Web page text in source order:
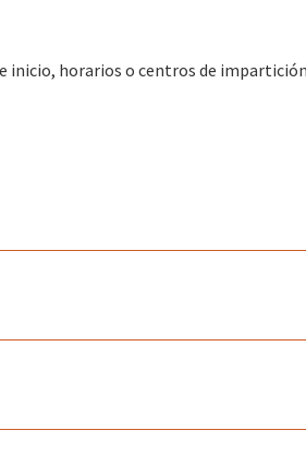
inicio, horarios o centros de